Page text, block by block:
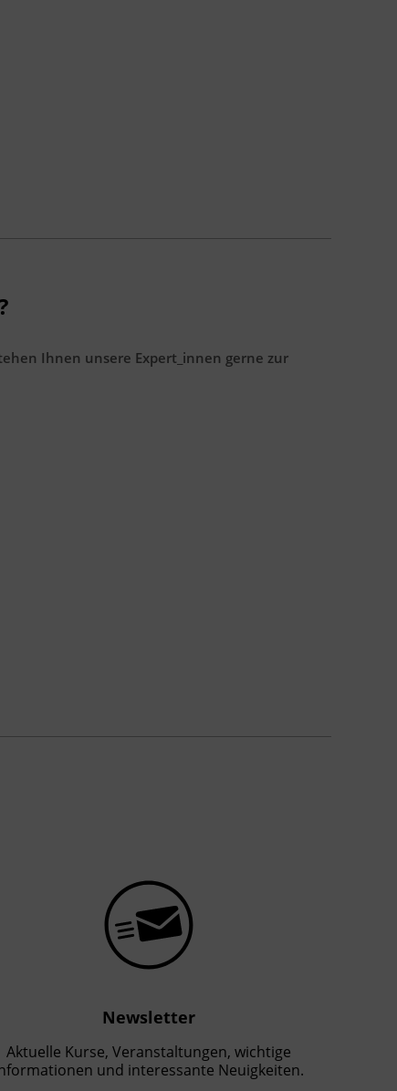
Ihnen unsere Expert_innen gerne zur
Newsletter
Aktuelle Kurse, Veranstaltungen, wichtige
und interessante Neuigkeiten.